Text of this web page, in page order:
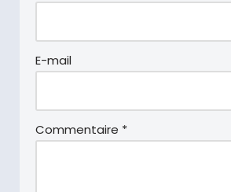
E-mail
Commentaire *